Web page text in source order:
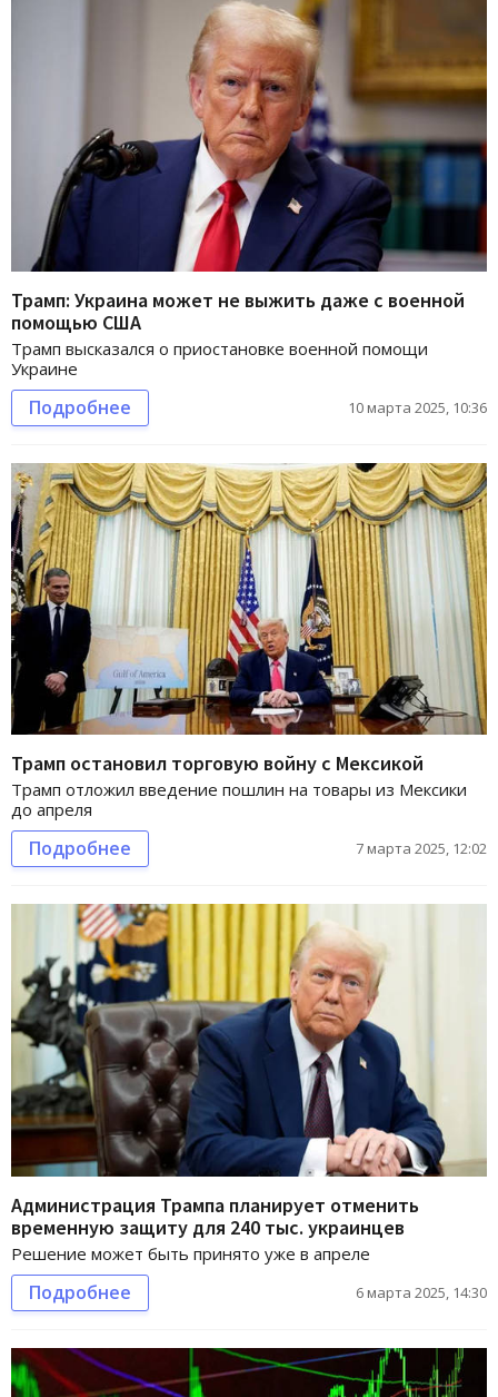
Трамп: Украина может не выжить даже с военной
помощью США
Трамп высказался о приостановке военной помощи
Украине
Подробнее 10 марта 2025, 10:36
Трамп остановил торговую войну с Мексикой
Трамп отложил введение пошлин на товары из Мексики
до апреля
Подробнее 7 марта 2025, 12:02
Администрация Трампа планирует отменить
временную защиту для 240 тыс. украинцев
Решение может быть принято уже в апреле
Подробнее 6 марта 2025, 14:30